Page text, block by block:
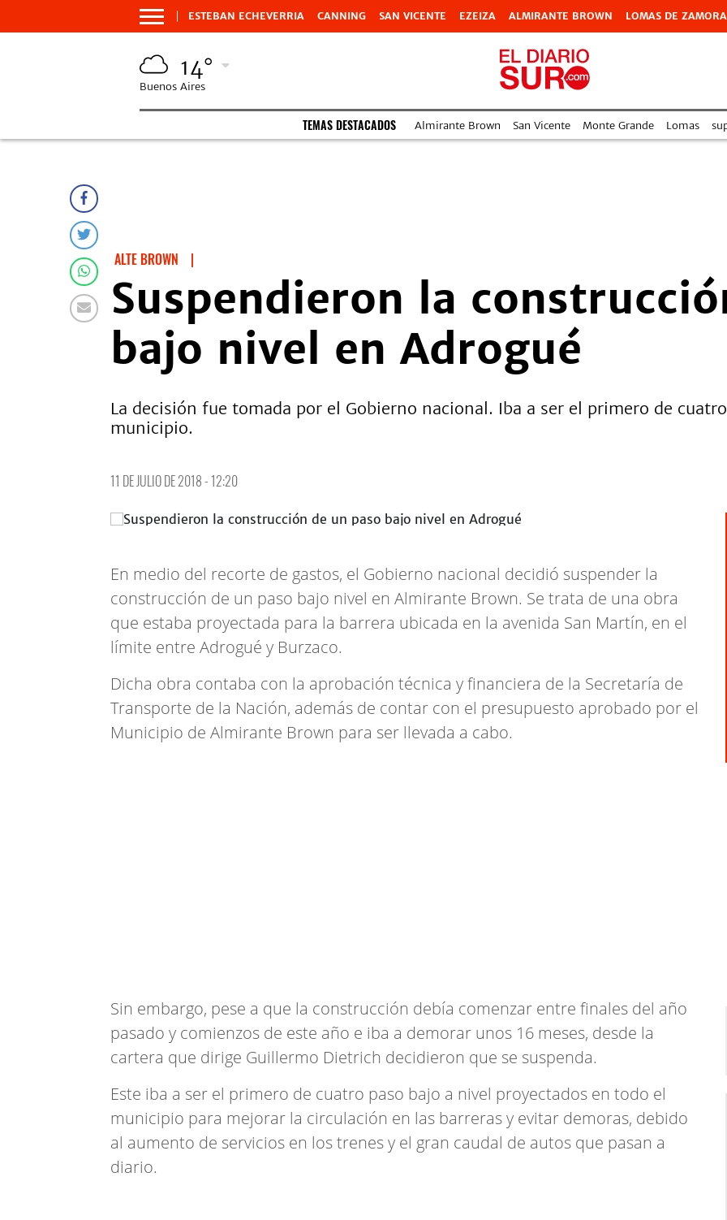
ESTEBAN ECHEVERRIA CANNING SAN VICENTE EZEIZA ALMIRANTE BROWN LOMAS DE ZAMORA
14°
Buenos Aires
TEMAS DESTACADOS Almirante Brown San Vicente Monte Grande Lomas
ALTE BROWN |
Suspendieron la
bajo nivel en Adrogué
La decisión fue tomada por el Gobierno nacional. Iba a ser el primero de
municipio.
11 DE JULIO DE 2018 - 12:20
En medio del recorte de gastos, el Gobierno nacional decidió suspender la
construcción de un paso bajo nivel en Almirante Brown. Se trata de una obra
que estaba proyectada para la barrera ubicada en la avenida San Martín, en el
límite entre Adrogué y Burzaco.
Dicha obra contaba con la aprobación técnica y financiera de la Secretaría de
Transporte de la Nación, además de contar con el presupuesto aprobado por el
Municipio de Almirante Brown para ser llevada a cabo.
Sin embargo, pese a que la construcción debía comenzar entre finales del año
pasado y comienzos de este año e iba a demorar unos 16 meses, desde la
cartera que dirige Guillermo Dietrich decidieron que se suspenda.
Este iba a ser el primero de cuatro paso bajo a nivel proyectados en todo el
municipio para mejorar la circulación en las barreras y evitar demoras, debido
al aumento de servicios en los trenes y el gran caudal de autos que pasan a
diario.